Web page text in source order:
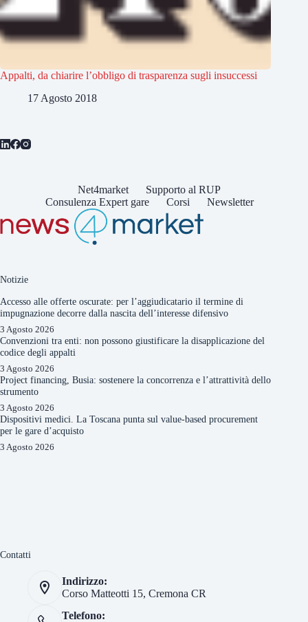
Appalti, da chiarire l’obbligo di trasparenza sugli insuccessi
17 Agosto 2018
Net4market
Supporto al RUP
Consulenza Expert gare
Corsi Newsletter
Notizie
Accesso alle offerte oscurate: per l’aggiudicatario il termine di
impugnazione decorre dalla nascita dell’interesse difensivo
3 Agosto 2026
Convenzioni tra enti: non possono giustificare la disapplicazione del
codice degli appalti
3 Agosto 2026
Project financing, Busia: sostenere la concorrenza e l’attrattività dello
strumento
3 Agosto 2026
Dispositivi medici. La Toscana punta sul value-based procurement
per le gare d’acquisto
3 Agosto 2026
Contatti
Indirizzo:
Corso Matteotti 15, Cremona CR
Telefono: